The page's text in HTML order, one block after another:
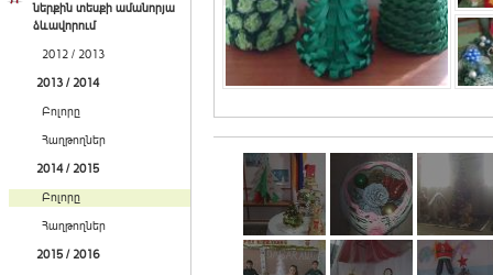
ներքին տեսքի ամանորյա
ձևավորում
2012 / 2013
2013 / 2014
Բոլորը
Հաղթողներ
2014 / 2015
Բոլորը
Հաղթողներ
2015 / 2016